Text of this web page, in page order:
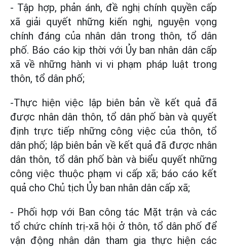
- Tập hợp, phản ánh, đề nghị chính quyền cấp
xã giải quyết những kiến nghị, nguyện vọng
chính đáng của nhân dân trong thôn, tổ dân
phố. Báo cáo kịp thời với Ủy ban nhân dân cấp
xã về những hành vi vi phạm pháp luật trong
thôn, tổ dân phố;
-Thực hiện việc lập biên bản về kết quả đã
được nhân dân thôn, tổ dân phố bàn và quyết
định trực tiếp những công việc của thôn, tổ
dân phố; lập biên bản về kết quả đã được nhân
dân thôn, tổ dân phố bàn và biểu quyết những
công việc thuộc phạm vi cấp xã; báo cáo kết
quả cho Chủ tịch Ủy ban nhân dân cấp xã;
- Phối hợp với Ban công tác Mặt trận và các
tổ chức chính trị-xã hội ở thôn, tổ dân phố để
vận động nhân dân tham gia thực hiện các